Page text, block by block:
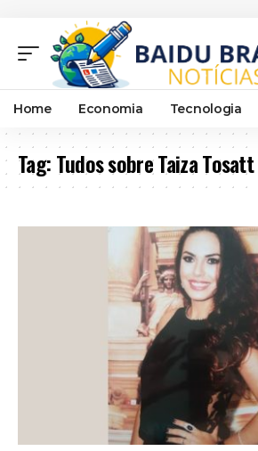
Home Economia Tecnologia
Tag:Tudos sobre Taiza